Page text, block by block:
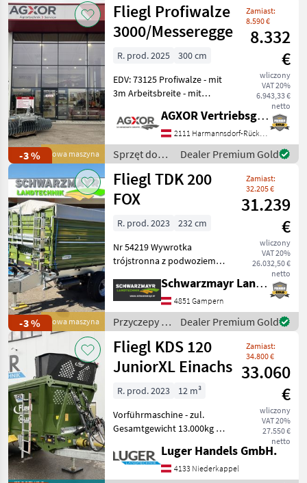
Kategoria 1 Kraj Filtry
AKTUALNA
ŚCIEŻKA
Fliegl
WYBIERZ
KATEGORIĘ
technika rolnicza
945
inne
98
sprzęt komunalny
67
technika leśna
35
technika budowlana
31
MARKETPLACE
Marketplace
Oferty
dealerów
Ogłoszenia
drobne
Zresetuj
Pokaż
1.176
wyników
-3 % Nowa maszyna
Fliegl Profiwalze
3000/Messeregge
Zamiast:
8.590 €
8.332
€
wliczony
VAT 20%
6.943,33 €
netto
R. prod. 2025
300 cm
EDV: 73125 Profiwalze - mit
3m Arbeitsbreite - mit
selbstreinigend durch
ineinanderlaufende Ringe -
mit 57cm Ringdurchmesser
- mit Sc
AGXOR Vertriebsgesellschaft Ost GmbH
2111 Harmannsdorf-Rückersdorf
Sprzęt do
uprawy roli /
Fliegl
Dealer Premium Gold
-3 % Nowa maszyna
Fliegl TDK 200
FOX
Zamiast:
32.205 €
31.239
€
wliczony
VAT 20%
26.032,50 €
netto
R. prod. 2023
232 cm
Nr 54219 Wywrotka
trójstronna z podwoziem
podwoziem tandemowym -
o dopuszczalnej masie
całkowitej 20 000 kg (co
odpowiada obciążeniu osi
18 000 kg p
Schwarzmayr Landtechnik GmbH - Gampern
4851 Gampern
Przyczepy /
Fliegl
Dealer Premium Gold
Fliegl KDS 120
JuniorXL Einachs
Zamiast:
34.800 €
33.060
€
wliczony
VAT 20%
27.550 €
netto
R. prod. 2023
12 m³
Vorführmaschine - zul.
Gesamtgewicht 13.000kg -
Zugeinrichtung
Untenanhängung - 2-Kreis
Luger Handels GmbH.
4133 Niederkappel